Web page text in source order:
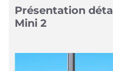
Présentation
Mini 2